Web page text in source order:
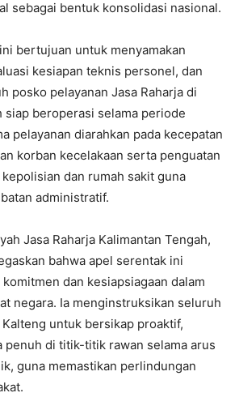
sebagai bentuk konsolidasi nasional.
bertujuan untuk menyamakan
kesiapan teknis personel, dan
posko pelayanan Jasa Raharja di
siap beroperasi selama periode
pelayanan diarahkan pada kecepatan
korban kecelakaan serta penguatan
dan rumah sakit guna
administratif.
Jasa Raharja Kalimantan Tengah,
bahwa apel serentak ini
dan kesiapsiagaan dalam
negara. Ia menginstruksikan seluruh
Kalteng untuk bersikap proaktif,
penuh di titik-titik rawan selama arus
guna memastikan perlindungan